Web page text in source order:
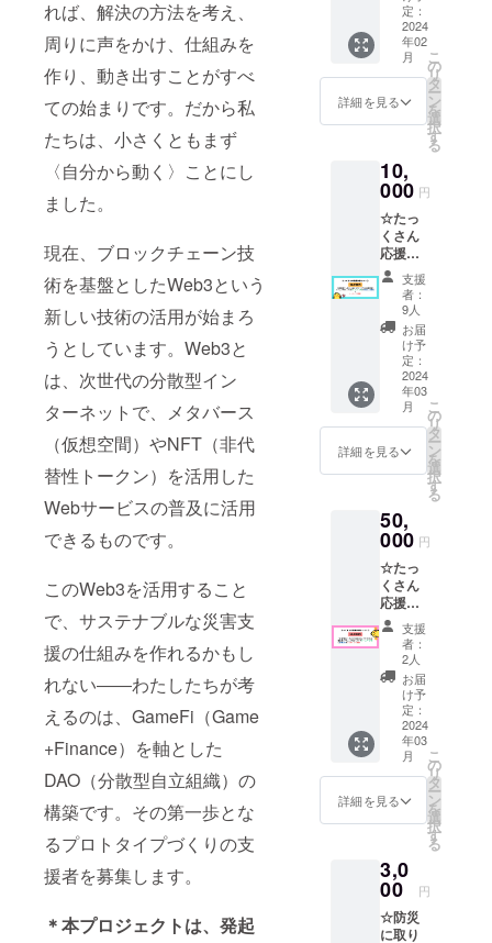
れば、解決の方法を考え、
周りに声をかけ、仕組みを
作り、動き出すことがすべ
ての始まりです。だから私
たちは、小さくともまず
〈自分から動く〉ことにし
ました。
現在、ブロックチェーン技
術を基盤としたWeb3という
新しい技術の活用が始まろ
うとしています。Web3と
は、次世代の分散型イン
ターネットで、メタバース
（仮想空間）やNFT（非代
替性トークン）を活用した
Webサービスの普及に活用
できるものです。
このWeb3を活用すること
で、サステナブルな災害支
援の仕組みを作れるかもし
れない――わたしたちが考
えるのは、GameFi（Game
+Finance）を軸とした
DAO（分散型自立組織）の
構築です。その第一歩とな
るプロトタイプづくりの支
援者を募集します。
＊本プロジェクトは、発起
り良い
世界に
する挑
戦で
す。あ
なたの
クトを
実現す
に大き
な力に
なり、
世界は
変わっ
て行き
ます。
この
ファー
ストペ
ンギン
となっ
ていく
私たち
ける
方、挑
仲間た
ちと繋
がって
共に戦
おうと
思う方
のご支
援をお
待ちし
ており
ます。
実証実
2024年
1月中旬
1ヶ月を
予定し
ていま
す。
ム」第1
号の実
証実験
参加権
＋クレ
ジット
ページ
加者名
の記
載】 今
までの
技術で
は実現
できな
かった
「想い
や
Vison」
が、
Web3で
実現で
きるか
もしれ
ない。
世界に
する挑
す。あ
なたの
ご支援
が、プ
ロジェ
クトを
実現す
るため
に大き
な力に
なり、
世界は
変わっ
て行き
ストペ
ンギン
となっ
ていく
定：
2024
年02
月
詳細を見る
こ
の
リ
タ
ー
ン
を
選
択
す
る
10,
000 円
☆たっ
くさん
応援が
欲し
い〜
【たっ
くさん
の応援
が欲し
い〜
①
「災害
列島
ニッポ
ンから
ナブル
な災害
支援シ
ステ
ム」プ
ロジェ
クトの
ホーム
ページ
内にお
名前
（or 企
業名）
とメッ
セージ
を掲
載】 今
できな
かった
や
支援
者：
9人
お届
け予
定：
2024
年03
月
詳細を見る
こ
の
リ
タ
ー
ン
を
選
択
す
る
50,
000 円
☆たっ
くさん
応援が
欲し
い〜
【たっ
くさん
の応援
が欲し
い〜
②
「災害
列島
ニッポ
ンから
ナブル
な災害
支援シ
ステ
ム」プ
支援
者：
2人
お届
け予
定：
2024
年03
月
詳細を見る
こ
の
リ
タ
ー
ン
を
選
択
す
る
3,0
00 円
☆防災
に取り